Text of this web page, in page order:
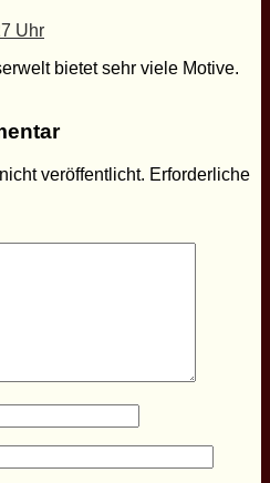
Uhr
bietet sehr viele Motive.
veröffentlicht. Erforderliche